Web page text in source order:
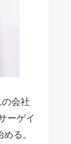
会社
ーゲイ
る。